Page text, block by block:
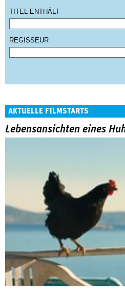
TITEL ENTHÄLT
REGISSEUR
AKTUELLE FILMSTARTS
Lebensansichten eines